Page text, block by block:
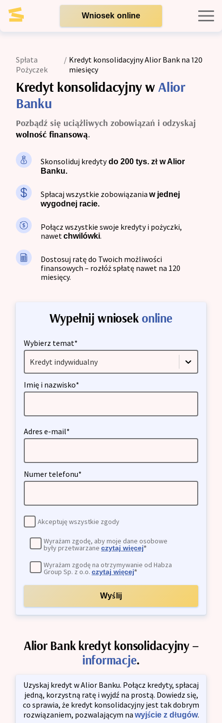
Wniosek online
Kredyty dla firm
Opinie
Blog
Zespół
Kontakt
Spłata
Pożyczek
/ Kredyt konsolidacyjny Alior Bank na 120
miesięcy
Kredyt konsolidacyjny wAlior
Banku
Pozbądź się uciążliwych zobowiązań i odzyskaj
wolność finansową.
Skonsoliduj kredytydo 200 tys. zł w Alior
Banku.
Spłacaj wszystkie zobowiązania w jednej
wygodnej racie.
Połącz wszystkie swoje kredyty i pożyczki,
nawetchwilówki.
Dostosuj ratę do Twoich możliwości
finansowych – rozłóż spłatę nawet na 120
miesięcy.
Wypełnij wniosekonline
Wybierz temat*
Kredyt indywidualny
Imię i nazwisko*
Adres e-mail*
Numer telefonu*
Akceptuję wszystkie zgody
Wyrażam zgodę, aby moje dane osobowe
były przetwarzane czytaj więcej*
Wyrażam zgodę na otrzymywanie od Habza
Group Sp. z o.o.czytaj więcej*
Wyślij
Alior Bank kredyt konsolidacyjny –
informacje.
Uzyskaj kredyt w Alior Banku. Połącz kredyty, spłacaj
jedną, korzystną ratę i wyjdź na prostą. Dowiedz się,
co sprawia, że kredyt konsolidacyjny jest tak dobrym
rozwiązaniem, pozwalającym na wyjście z długów.